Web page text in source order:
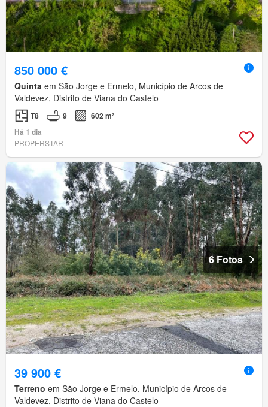
850 000 €
Quinta em São Jorge e Ermelo, Município de Arcos de
Valdevez, Distrito de Viana do Castelo
T8 9
602 m²
Há 1 dia
PROPERSTAR
6 Fotos
39 900 €
Terreno em São Jorge e Ermelo, Município de Arcos de
Valdevez, Distrito de Viana do Castelo